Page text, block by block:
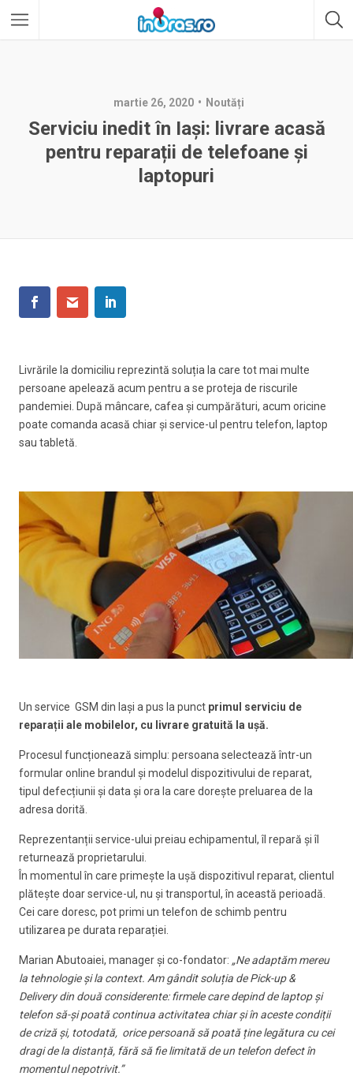
martie 26, 2020 Noutăți
Serviciu inedit în Iași: livrare acasă
pentru reparații de telefoane și
laptopuri
Livrările la domiciliu reprezintă soluția la care tot mai multe
persoane apelează acum pentru a se proteja de riscurile
pandemiei. După mâncare, cafea și cumpărături, acum oricine
poate comanda acasă chiar și service-ul pentru telefon, laptop
sau tabletă.
Un service GSM din Iași a pus la punct primul serviciu de
reparații ale mobilelor, cu livrare gratuită la ușă.
Procesul funcționează simplu: persoana selectează într-un
formular online brandul și modelul dispozitivului de reparat,
tipul defecțiunii și data și ora la care dorește preluarea de la
adresa dorită.
Reprezentanții service-ului preiau echipamentul, îl repară și îl
returnează proprietarului.
În momentul în care primește la ușă dispozitivul reparat, clientul
plătește doar service-ul, nu și transportul, în această perioadă.
Cei care doresc, pot primi un telefon de schimb pentru
utilizarea pe durata reparației.
Marian Abutoaiei, manager și co-fondator: „Ne adaptăm mereu
la tehnologie și la context. Am gândit soluția de Pick-up &
Delivery din două considerente: firmele care depind de laptop și
telefon să-și poată continua activitatea chiar și în aceste condiții
de criză și, totodată, orice persoană să poată ține legătura cu cei
dragi de la distanță, fără să fie limitată de un telefon defect în
momentul nepotrivit.”